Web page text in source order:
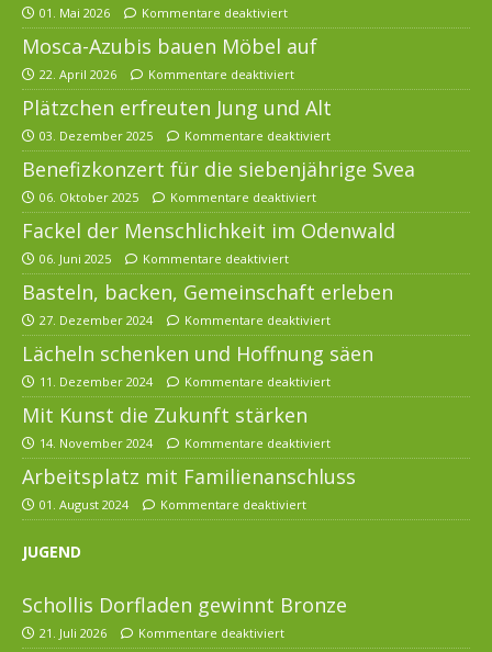
01. Mai 2026 Kommentare deaktiviert
Mosca-Azubis bauen Möbel auf
22. April 2026 Kommentare deaktiviert
Plätzchen erfreuten Jung und Alt
03. Dezember 2025 Kommentare deaktiviert
Benefizkonzert für die siebenjährige Svea
06. Oktober 2025 Kommentare deaktiviert
Fackel der Menschlichkeit im Odenwald
06. Juni 2025 Kommentare deaktiviert
Basteln, backen, Gemeinschaft erleben
27. Dezember 2024 Kommentare deaktiviert
Lächeln schenken und Hoffnung säen
11. Dezember 2024 Kommentare deaktiviert
Mit Kunst die Zukunft stärken
14. November 2024 Kommentare deaktiviert
Arbeitsplatz mit Familienanschluss
01. August 2024 Kommentare deaktiviert
JUGEND
Schollis Dorfladen gewinnt Bronze
21. Juli 2026 Kommentare deaktiviert